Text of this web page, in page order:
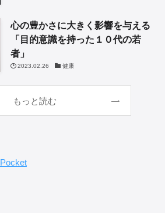
心の豊かさに大きく影響を与える
「目的意識を持った１０代の若
者」
2023.02.26 健康
もっと読む
Pocket